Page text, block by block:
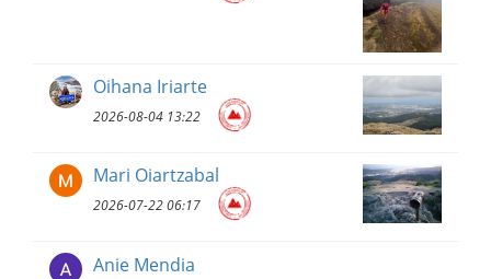
Oihana Iriarte
2026-08-04 13:22
Mari Oiartzabal
2026-07-22 06:17
Anie Mendia